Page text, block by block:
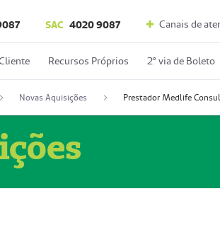
SAC 4020 9087 Canais de
Recursos Próprios 2º via de Boleto
Novas Aquisições